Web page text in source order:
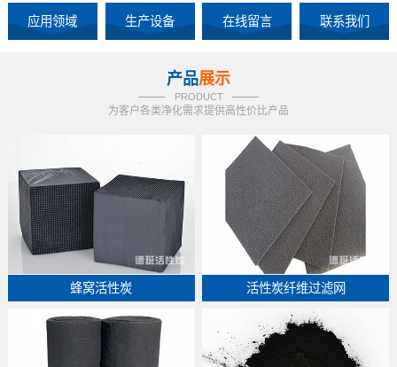
应用领域 生产设备 在线留言 联系我们
产品展示
PRODUCT
为客户各类净化需求提供高性价比产品
蜂窝活性炭 活性炭纤维过滤网